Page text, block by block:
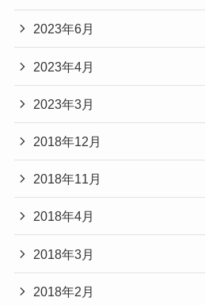
2023年6月
2023年4月
2023年3月
2018年12月
2018年11月
2018年4月
2018年3月
2018年2月